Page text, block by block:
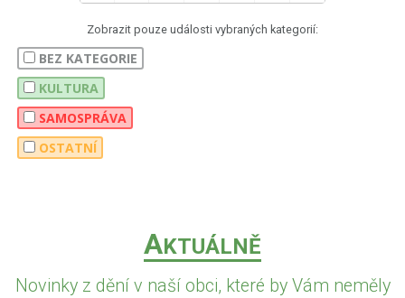
Zobrazit pouze události vybraných kategorií:
BEZ KATEGORIE
KULTURA
SAMOSPRÁVA
OSTATNÍ
AKTUÁLNĚ
Novinky z dění v naší obci, které by Vám neměly